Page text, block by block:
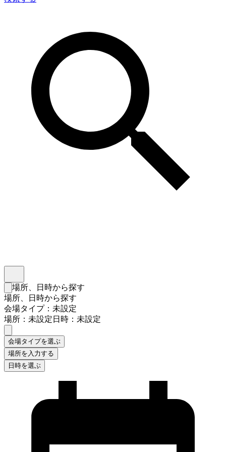
検索フォームを閉じる
場所、日時から探す
場所、日時から探す
会場タイプ：未設定
場所：未設定日時：未設定
会場タイプを選ぶ
場所を入力する
日時を選ぶ